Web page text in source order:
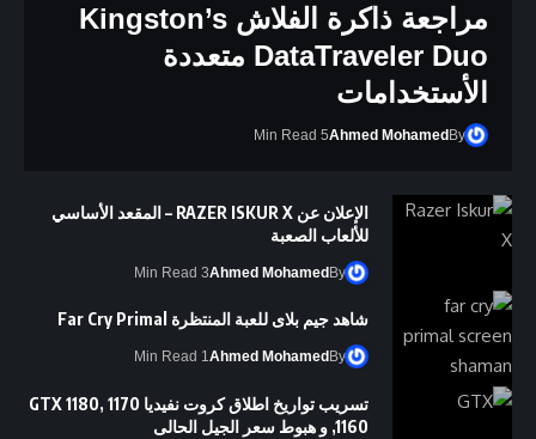
الإعلان عن RAZER ISKUR X – المقعد الأساسي
للألعاب الصعبة
By
Ahmed Mohamed
3 Min Read
شاهد جيم بلاى للعبة المنتظرة Far Cry Primal
By
Ahmed Mohamed
1 Min Read
تسريب تواريخ اطلاق كروت نفيديا GTX 1180, 1170
,1160 و هبوط سعر الجيل الحالى
مراجعة ذاكرة الفلاش Kingston’s
DataTraveler Duo متعددة
الأستخدامات
By
Ahmed Mohamed
5 Min Read